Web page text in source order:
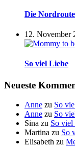
Die Nordroute
12. November
So viel Liebe
Neueste
Anne zu So
Anne zu So
Sina zu So viel
Martina zu So
Elisabeth zu